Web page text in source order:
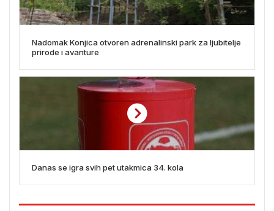
Nadomak Konjica otvoren adrenalinski park za ljubitelje
prirode i avanture
Danas se igra svih pet utakmica 34. kola